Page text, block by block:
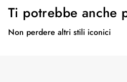
Ti potrebbe anche
Non perdere altri stili iconici